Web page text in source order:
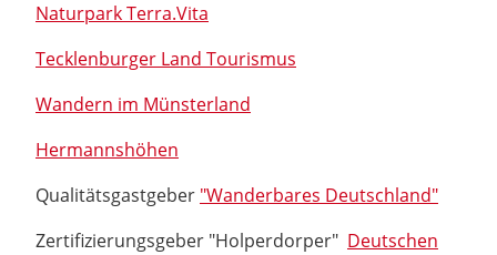
Naturpark Terra.Vita
Tecklenburger Land Tourismus
Wandern im Münsterland
Hermannshöhen
Qualitätsgastgeber "Wanderbares Deutschland"
Zertifizierungsgeber "Holperdorper" Deutschen